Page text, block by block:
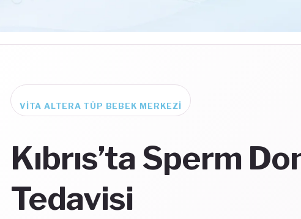
VITA ALTERA TÜP BEBEK MERKEZI
Kıbrıs’ta Sperm
Tedavisi